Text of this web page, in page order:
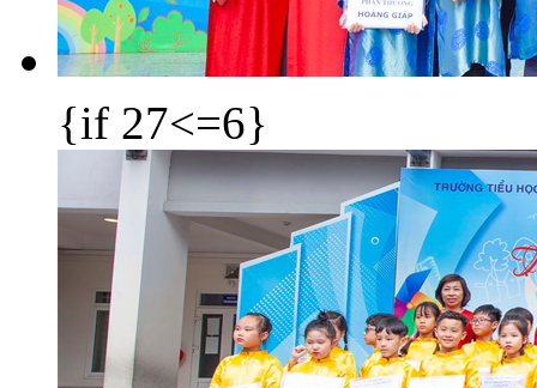
{if 27<=6}